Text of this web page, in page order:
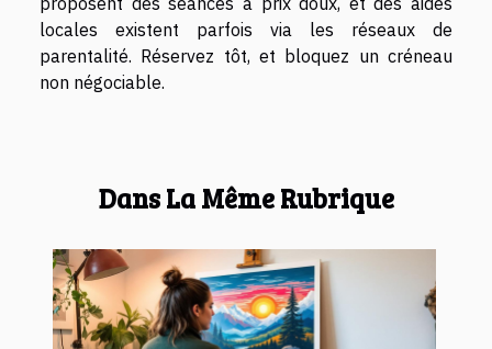
locales existent parfois via les réseaux de
parentalité. Réservez tôt, et bloquez un créneau
non négociable.
Dans La Même Rubrique